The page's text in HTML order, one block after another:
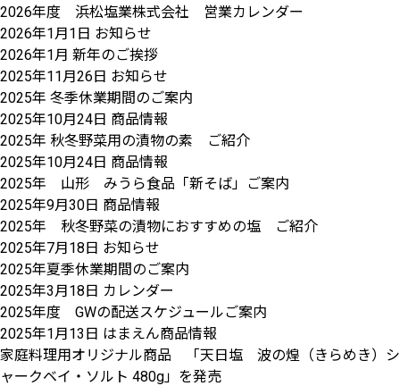
2026年度 浜松塩業株式会社 営業カレンダー
2026年1月1日 お知らせ
2026年1月 新年のご挨拶
2025年11月26日 お知らせ
2025年 冬季休業期間のご案内
2025年10月24日 商品情報
2025年 秋冬野菜用の漬物の素 ご紹介
2025年10月24日 商品情報
2025年 山形 みうら食品「新そば」ご案内
2025年9月30日 商品情報
2025年 秋冬野菜の漬物におすすめの塩 ご紹介
2025年7月18日 お知らせ
2025年夏季休業期間のご案内
2025年3月18日 カレンダー
2025年度 GWの配送スケジュールご案内
2025年1月13日 はまえん商品情報
家庭料理用オリジナル商品 「天日塩 波の煌（きらめき）シ
ャークベイ・ソルト 480g」を発売